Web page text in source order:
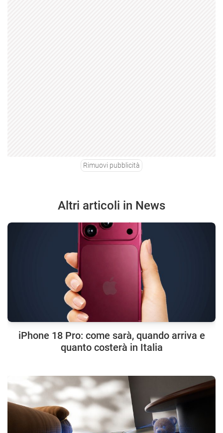
Rimuovi pubblicità
Altri articoli in News
iPhone 18 Pro: come sarà, quando arriva e
quanto costerà in Italia